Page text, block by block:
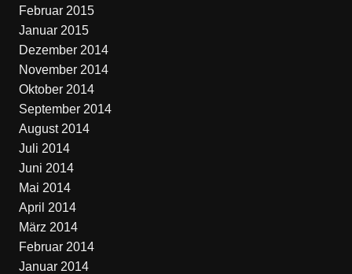
Februar 2015
Januar 2015
Dezember 2014
November 2014
Oktober 2014
September 2014
August 2014
Juli 2014
Juni 2014
Mai 2014
April 2014
März 2014
Februar 2014
Januar 2014